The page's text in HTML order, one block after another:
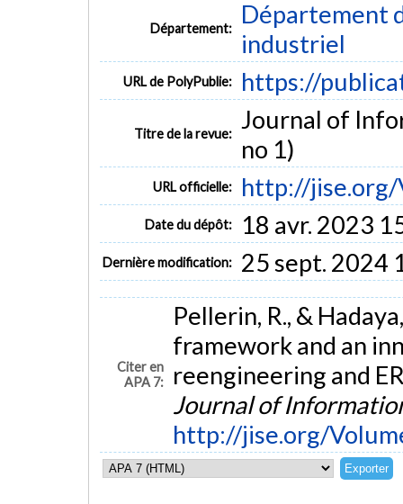
Département:
Département
industriel
URL de PolyPublie: https://
Titre de la revue: Journal of
no 1)
URL officielle: http://jise.org/
Date du dépôt: 18 avr. 2023
Dernière modification: 25 sept. 2024
Citer en
APA 7:
Pellerin, R., &
framework and an
reengineering and
Journal of
http://jise.org/